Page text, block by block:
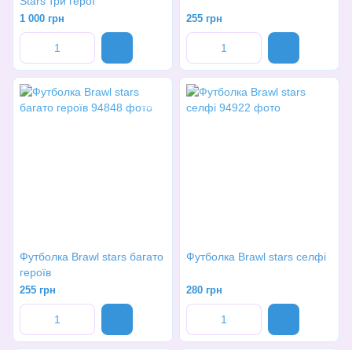
1 000 грн 255 грн
Футболка Brawl stars багато
героїв
255 грн
Футболка Brawl stars селфі
280 грн